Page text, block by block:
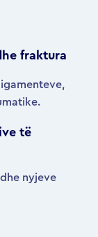
fraktura
të
nyjeve